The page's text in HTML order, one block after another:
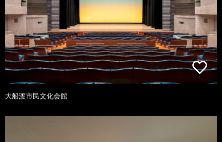
大船渡市民文化会館